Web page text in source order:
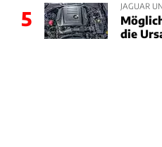
5
JAGUAR
die